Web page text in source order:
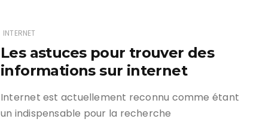
INTERNET
Les astuces pour trouver des
informations sur internet
Internet est actuellement reconnu comme étant
un indispensable pour la recherche